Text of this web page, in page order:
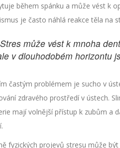
během spánku a může vést k
je často náhlá reakce těla na
může vést k mnoha
v dlouhodobém horizontu
častým problémem je sucho v
zdravého prostředí v ústech.
mají volnější přístup k zubům a
fyzických projevů stresu může